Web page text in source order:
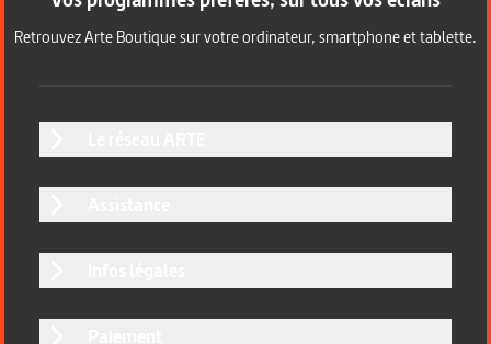
Retrouvez Arte Boutique sur votre ordinateur, smartphone et tablette.